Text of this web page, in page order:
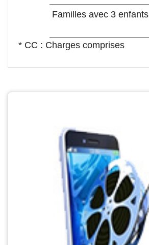
Familles avec 3 enfants
* CC : Charges comprises